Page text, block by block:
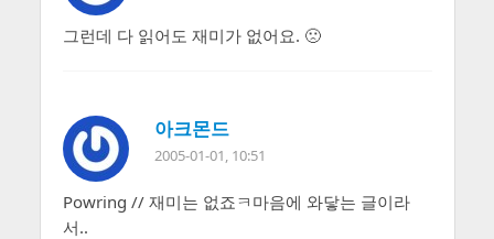
그런데 다 읽어도 재미가 없어요. 🙁
아크몬드
2005-01-01, 10:51
Powring // 재미는 없죠ㅋ마음에 와닿는 글이라
서..